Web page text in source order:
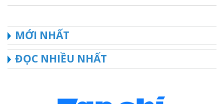
MỚI NHẤT
ĐỌC NHIỀU NHẤT